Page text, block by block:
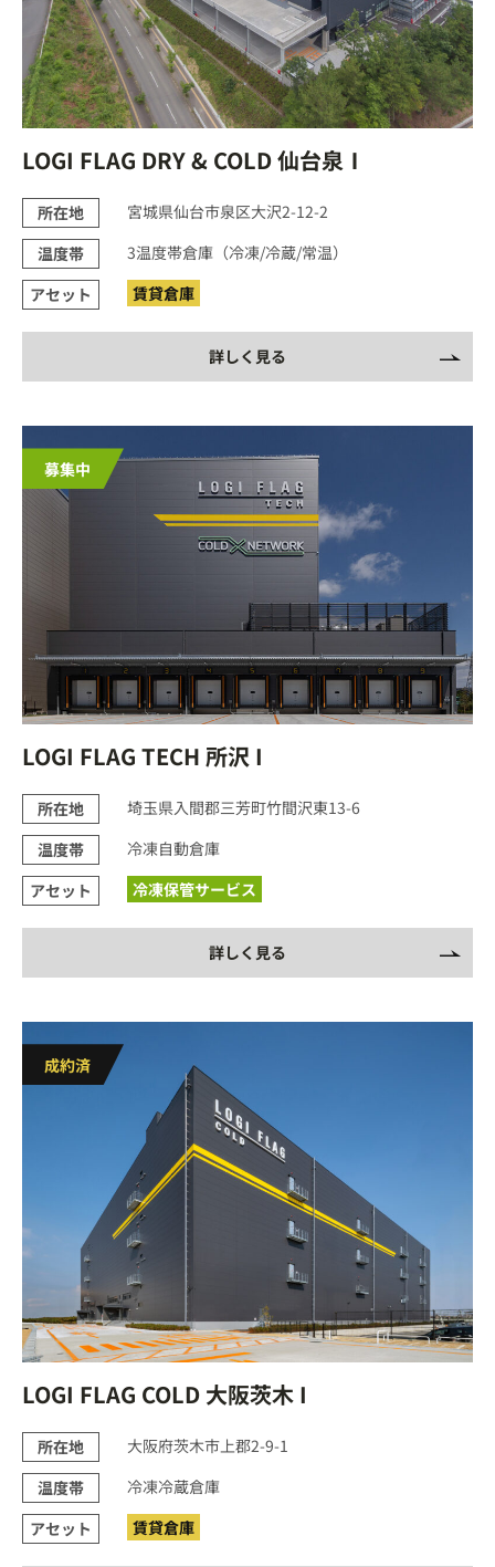
LOGI FLAG DRY & COLD 仙台泉Ⅰ
所在地
宮城県仙台市泉区大沢2-12-2
温度帯
3温度帯倉庫（冷凍/冷蔵/常温）
アセット
賃貸倉庫
詳しく見る
LOGI FLAG TECH 所沢 I
所在地
埼玉県入間郡三芳町竹間沢東13-6
温度帯
冷凍自動倉庫
アセット
冷凍保管サービス
詳しく見る
LOGI FLAG COLD 大阪茨木 I
所在地
大阪府茨木市上郡2-9-1
温度帯
冷凍冷蔵倉庫
アセット
賃貸倉庫